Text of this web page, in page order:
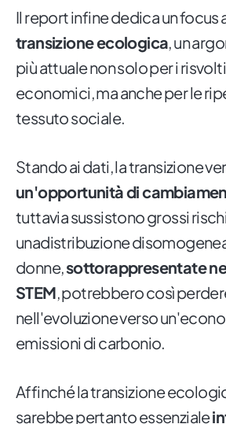
Il report infine dedica un focus
transizione ecologica, un
più attuale non solo per i
economici, ma anche per le
tessuto sociale.
Stando ai dati, la transizione
un'opportunità di
tuttavia sussistono grossi
unadistribuzione
donne,sottorappresentate
STEM, potrebbero così
nell'evoluzione verso
emissioni di carbonio.
Affinché la transizione
sarebbe pertanto essenziale